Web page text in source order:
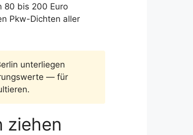
80 bis 200 Euro
Pkw-Dichten aller
unterliegen
— für
ziehen